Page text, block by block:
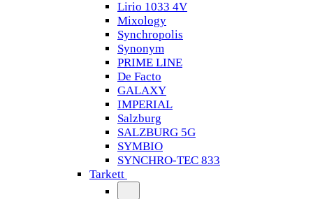
Lirio 1033 4V
Mixology
Synchropolis
Synonym
PRIME LINE
De Facto
GALAXY
IMPERIAL
Salzburg
SALZBURG 5G
SYMBIO
SYNCHRO-TEC 833
Tarkett